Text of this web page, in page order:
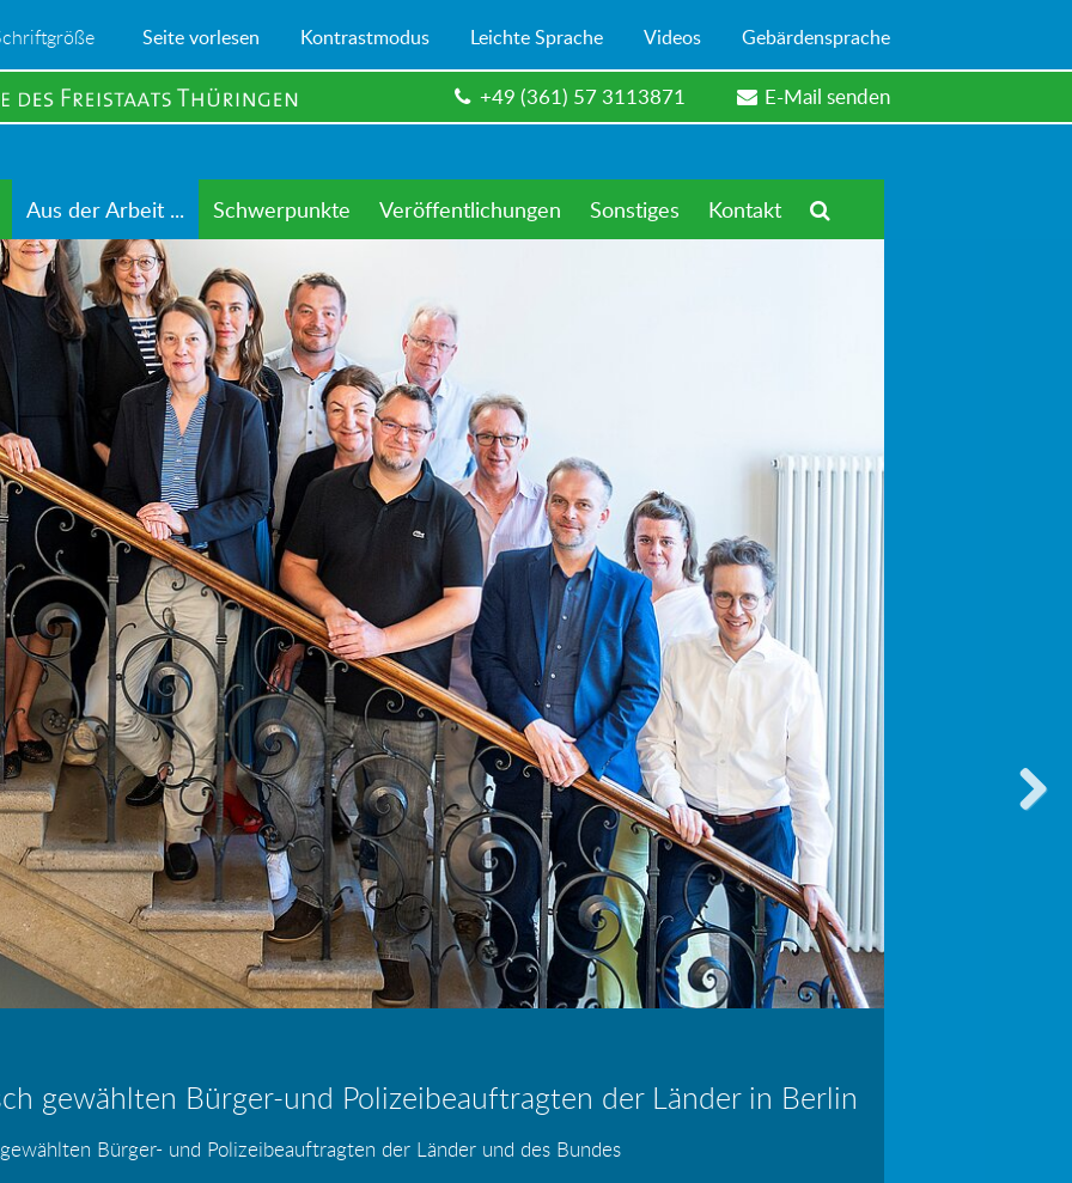
Seite vorlesen Kontrastmodus Leichte Sprache Videos Gebärdensprache
+49 (361) 57 3113871 E-Mail senden
Aus der Arbeit ... Schwerpunkte Veröffentlichungen Sonstiges Kontakt
gewählten Bürger-und Polizeibeauftragten der Länder in Berlin
Bürger- und Polizeibeauftragten der Länder und des Bundes
Information: Die Wohngeldstelle darf Nachweise über Bemühungen zur Aufnahme einer Erwerbstätigkeit fordern
– wer haftet für die Folgen?
Blei - gefährlich und inzwischen auch verboten!
mündlich an die Bürgerbeauftragte wenden. Nutzen Sie auch unser Onlineformular auf dieser